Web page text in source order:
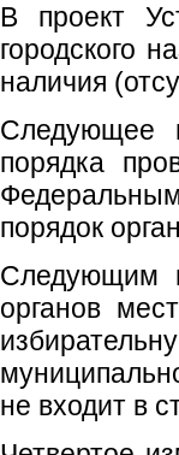
В проект
городского
наличия
Следующее
порядка
порядок
Следующим
органов
не входит в